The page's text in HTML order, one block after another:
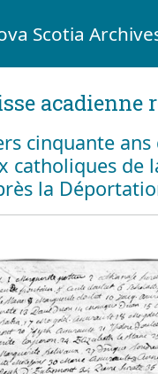
Scotia
acadienne
cinquante
catholiques de
la